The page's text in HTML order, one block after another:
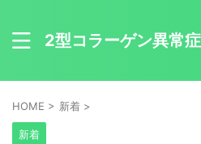
2型コラーゲン異常
HOME > 新着 >
新着